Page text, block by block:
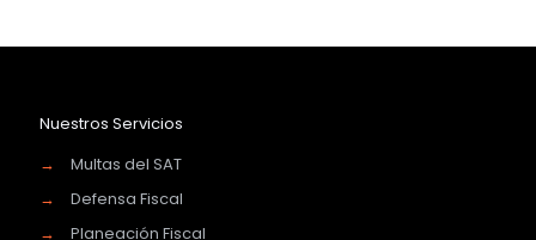
Nuestros Servicios
→
Multas del SAT
→
Defensa Fiscal
→
Planeación Fiscal